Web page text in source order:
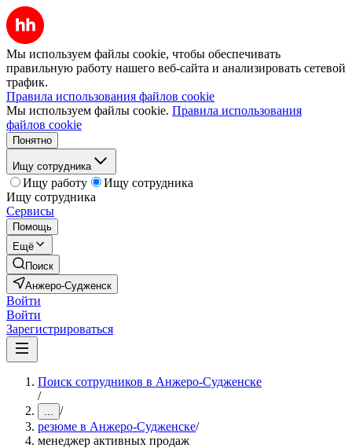
Мы используем файлы cookie, чтобы обеспечивать
правильную работу нашего веб-сайта и анализировать сетевой
трафик.
Правила использования файлов cookie
Мы используем файлы cookie. Правила использования
файлов cookie
Понятно
Ищу сотрудника
Ищу работу
Ищу сотрудника
Ищу сотрудника
Сервисы
Помощь
Ещё
Поиск
Анжеро-Судженск
Войти
Войти
Зарегистрироваться
Поиск сотрудников в Анжеро-Судженске
/
... /
резюме в Анжеро-Судженске/
менеджер активных продаж